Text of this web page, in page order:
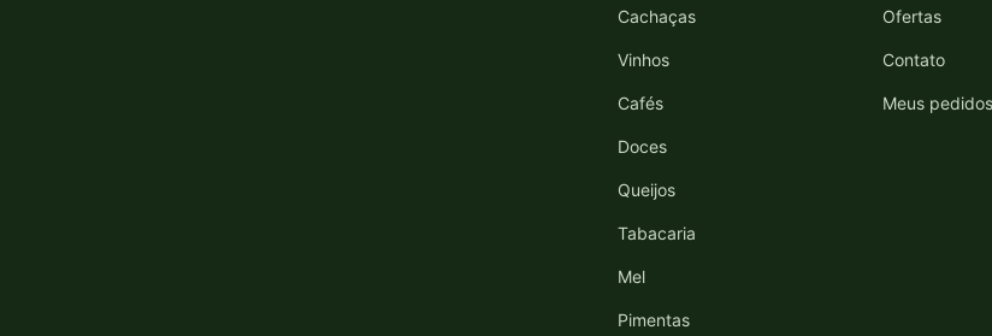
Cachaças
Vinhos
Cafés
Doces
Queijos
Tabacaria
Mel
Pimentas
Ofertas
Contato
Meus pedidos